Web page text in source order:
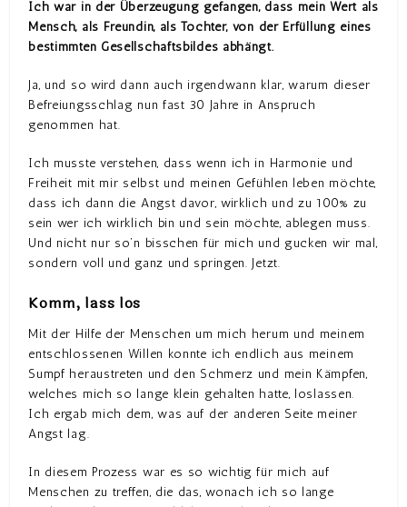
Ich war in der Überzeugung gefangen, dass mein Wert als
Mensch, als Freundin, als Tochter, von der Erfüllung eines
bestimmten Gesellschaftsbildes abhängt.
Ja, und so wird dann auch irgendwann klar, warum dieser
Befreiungsschlag nun fast 30 Jahre in Anspruch
genommen hat.
Ich musste verstehen, dass wenn ich in Harmonie und
Freiheit mit mir selbst und meinen Gefühlen leben möchte,
dass ich dann die Angst davor, wirklich und zu 100% zu
sein wer ich wirklich bin und sein möchte, ablegen muss.
Und nicht nur so’n bisschen für mich und gucken wir mal,
sondern voll und ganz und springen. Jetzt.
Komm, lass los
Mit der Hilfe der Menschen um mich herum und meinem
entschlossenen Willen konnte ich endlich aus meinem
Sumpf heraustreten und den Schmerz und mein Kämpfen,
welches mich so lange klein gehalten hatte, loslassen.
Ich ergab mich dem, was auf der anderen Seite meiner
Angst lag.
In diesem Prozess war es so wichtig für mich auf
Menschen zu treffen, die das, wonach ich so lange